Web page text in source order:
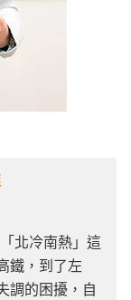
北冷南熱」這
鐵，到了左
調的困擾，自